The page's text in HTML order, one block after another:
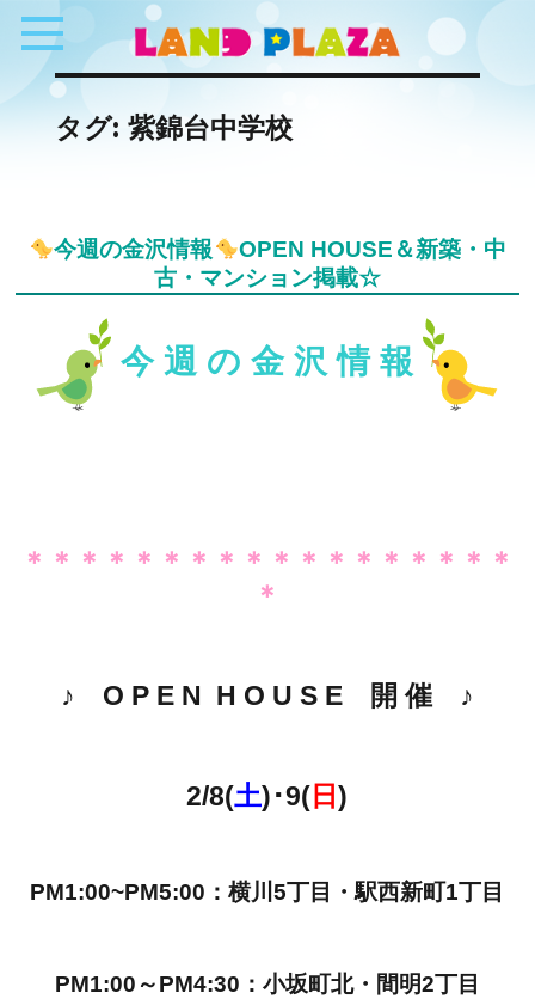
タグ: 紫錦台中学校
今週の金沢情報
OPEN HOUSE＆新築・中
古・マンション掲載☆
今 週 の 金 沢 情 報
＊＊＊＊＊＊＊＊＊＊＊＊＊＊＊＊＊＊
＊
♪ O P E N H O U S E 開 催 ♪
2/8(土)･9( 日)
PM1:00~PM5:00：横川5丁目・駅西新町1丁目
PM1:00～PM4:30：小坂町北・間明2丁目